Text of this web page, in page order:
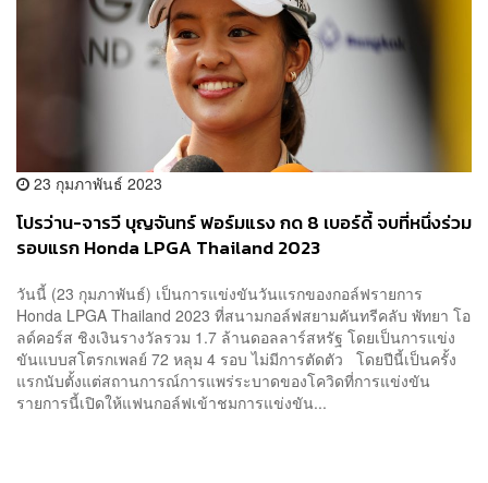
23 กุมภาพันธ์ 2023
โปรว่าน-จารวี บุญจันทร์ ฟอร์มแรง กด 8 เบอร์ดี้ จบที่หนึ่งร่วม
รอบแรก Honda LPGA Thailand 2023
วันนี้ (23 กุมภาพันธ์) เป็นการแข่งขันวันแรกของกอล์ฟรายการ
Honda LPGA Thailand 2023 ที่สนามกอล์ฟสยามคันทรีคลับ พัทยา โอ
ลด์คอร์ส ชิงเงินรางวัลรวม 1.7 ล้านดอลลาร์สหรัฐ โดยเป็นการแข่ง
ขันแบบสโตรกเพลย์ 72 หลุม 4 รอบ ไม่มีการตัดตัว โดยปีนี้เป็นครั้ง
แรกนับตั้งแต่สถานการณ์การแพร่ระบาดของโควิดที่การแข่งขัน
รายการนี้เปิดให้แฟนกอล์ฟเข้าชมการแข่งขัน...